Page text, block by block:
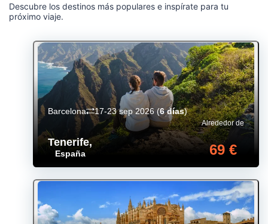
Descubre los destinos más populares e inspírate para tu
próximo viaje.
Tenerife,
España
Alrededor de
69 €
Barcelona 17-23 sep 2026 (6 días)